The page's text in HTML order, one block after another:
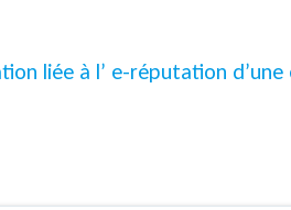
liée à l’ e-réputation